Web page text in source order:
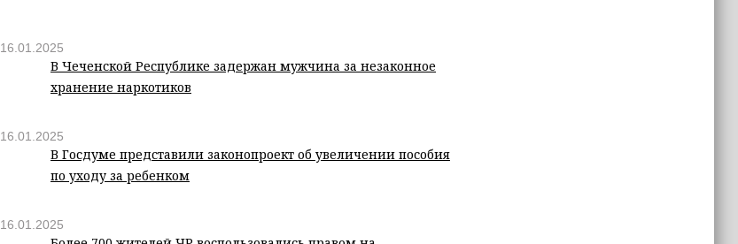
16.01.2025
В Чеченской Республике задержан мужчина за незаконное
хранение наркотиков
16.01.2025
В Госдуме представили законопроект об увеличении пособия
по уходу за ребенком
16.01.2025